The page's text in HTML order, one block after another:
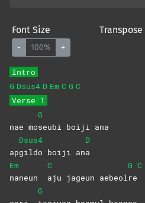
Font Size
- 100% +
Transpose
Intro
G Dsus4 D Em C G C
Verse 1
nae mo
G
seubi boiji ana
ap
Dsus4
gildo boiji an
D
a
Em
naneun
C
aju jageun aebeol
G
re
C
G